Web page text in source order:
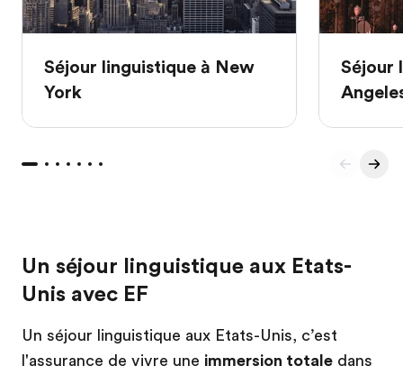
Séjour linguistique à New
York
Séjour
Un séjour linguistique aux Etats-
Unis avec EF
Un séjour linguistique aux Etats-Unis, c’est
l'assurance de vivre une immersion totale dans